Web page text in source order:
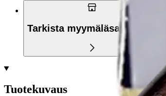
Tarkista myymäläsaatavuus
Tuotekuvaus